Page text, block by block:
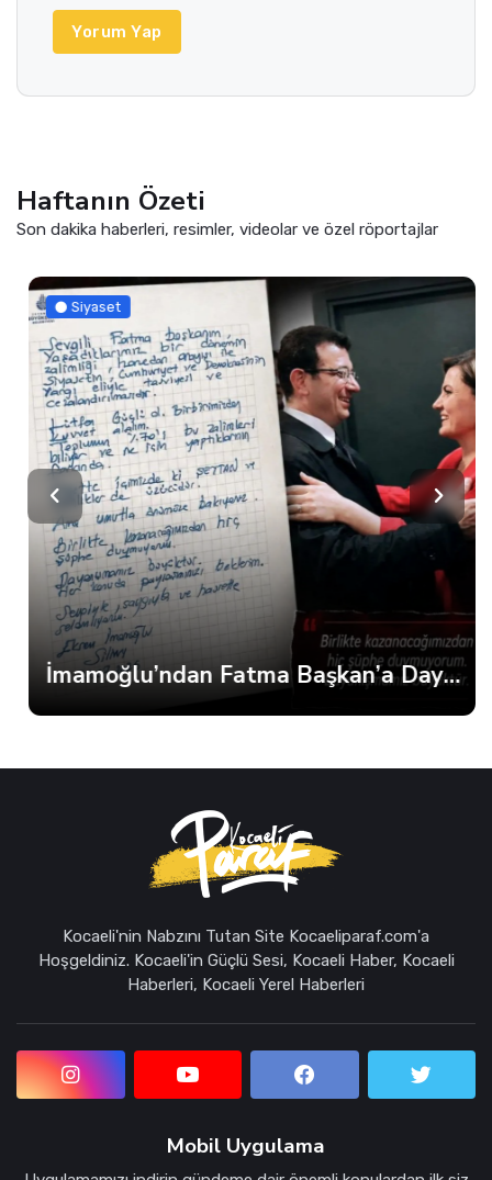
Yorum Yap
Haftanın Özeti
Son dakika haberleri, resimler, videolar ve özel röportajlar
Siyaset
İmamoğlu’ndan Fatma Başkan’a Dayanışma Mektubu
Kocaeli'nin Nabzını Tutan Site Kocaeliparaf.com'a
Hoşgeldiniz. Kocaeli'in Güçlü Sesi, Kocaeli Haber, Kocaeli
Haberleri, Kocaeli Yerel Haberleri
Mobil Uygulama